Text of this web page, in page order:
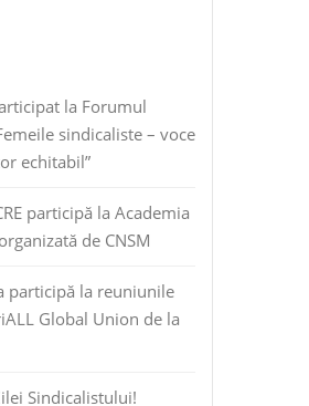
la Forumul
sindicaliste – voce
echitabil”
participă la Academia
de CNSM
participă la reuniunile
Global Union de la
Sindicalistului!